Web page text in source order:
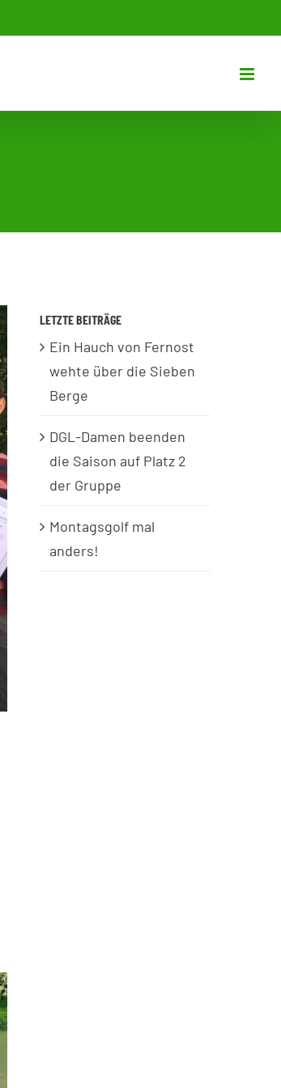
LETZTE BEITRÄGE
Ein Hauch von Fernost
wehte über die Sieben
Berge
DGL-Damen beenden
die Saison auf Platz 2
der Gruppe
Montagsgolf mal
anders!